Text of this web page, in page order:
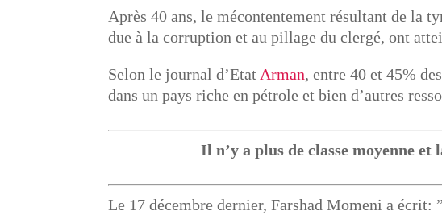
Après 40 ans, le mécontentement résultant de la
due à la corruption et au pillage du clergé, ont
Selon le journal d’Etat Arman, entre 40 et 45%
dans un pays riche en pétrole et bien d’autres
Il n’y a plus de classe moyenne et
Le 17 décembre dernier, Farshad Momeni a écrit: ”